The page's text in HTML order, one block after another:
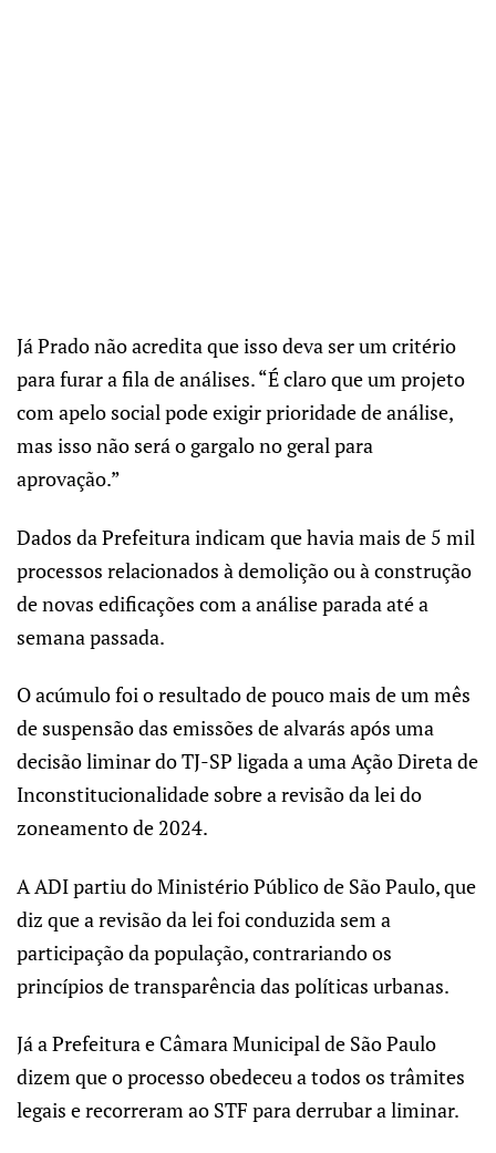
Já Prado não acredita que isso deva ser um critério
para furar a fila de análises. “É claro que um projeto
com apelo social pode exigir prioridade de análise,
mas isso não será o gargalo no geral para
aprovação.”
Dados da Prefeitura indicam que havia mais de 5 mil
processos relacionados à demolição ou à construção
de novas edificações com a análise parada até a
semana passada.
O acúmulo foi o resultado de pouco mais de um mês
de suspensão das emissões de alvarás após uma
decisão liminar do TJ-SP ligada a uma Ação Direta de
Inconstitucionalidade sobre a revisão da lei do
zoneamento de 2024.
A ADI partiu do Ministério Público de São Paulo, que
diz que a revisão da lei foi conduzida sem a
participação da população, contrariando os
princípios de transparência das políticas urbanas.
Já a Prefeitura e Câmara Municipal de São Paulo
dizem que o processo obedeceu a todos os trâmites
legais e recorreram ao STF para derrubar a liminar.